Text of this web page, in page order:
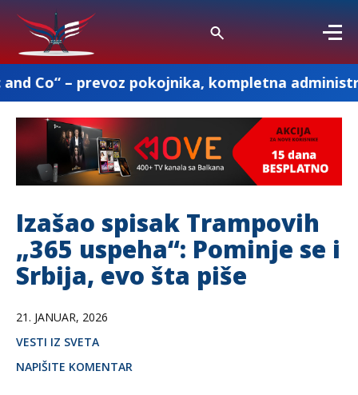
pokojnika, kompletna administracija i ostale
Izašao spisak Trampovih
„365 uspeha“: Pominje se i
Srbija, evo šta piše
21. JANUAR, 2026
VESTI IZ SVETA
NAPIŠITE KOMENTAR